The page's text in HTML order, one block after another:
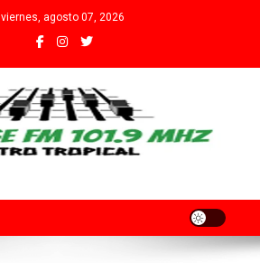
viernes, agosto 07, 2026